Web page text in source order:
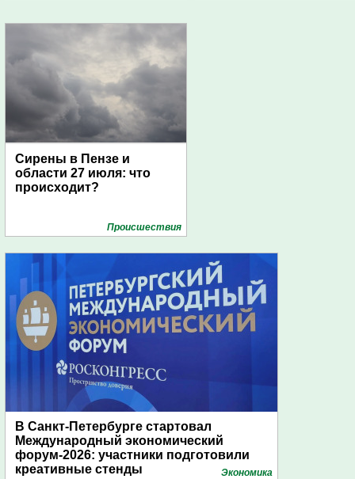
Сирены в Пензе и
области 27 июля: что
происходит?
Проиcшествия
В Санкт-Петербурге стартовал
Международный экономический
форум-2026: участники подготовили
креативные стенды
Экономика